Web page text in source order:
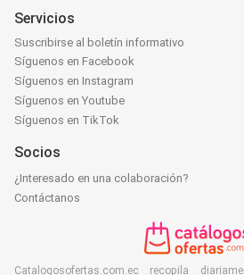
Servicios
Suscribirse al boletín informativo
Síguenos en Facebook
Síguenos en Instagram
Síguenos en Youtube
Síguenos en TikTok
Socios
¿Interesado en una colaboración?
Contáctanos
Catalogosofertas.com.ec recopila